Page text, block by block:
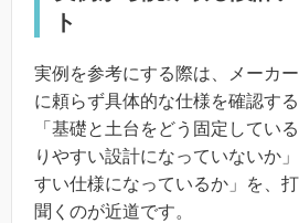
ト
実例を参考にする際は、メーカ
に頼らず具体的な仕様を確認す
「基礎と土台をどう固定してい
りやすい設計になっていないか
すい仕様になっているか」を、
聞くのが近道です。